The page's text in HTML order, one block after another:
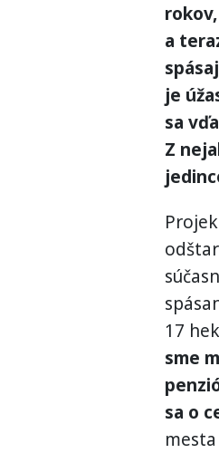
a
je
sa
Z
17
sme
sa o